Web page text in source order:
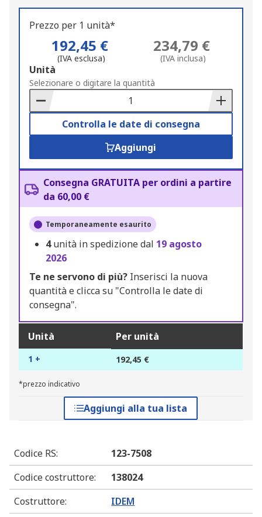
Prezzo per 1 unità*
192,45 €
(IVA esclusa)
234,79 €
(IVA inclusa)
Add
to
Basket
Unità
Selezionare o digitare la quantità
Controlla le date di consegna
Aggiungi
Consegna GRATUITA per ordini a partire
da 60,00 €
Temporaneamente esaurito
4unità in spedizione dal 19 agosto
2026
Te ne servono di più? Inserisci la nuova
quantità e clicca su "Controlla le date di
consegna".
Unità Per unità
1 + 192,45 €
*prezzo indicativo
Aggiungi alla tua lista
Codice RS:
123-7508
Codice costruttore:
138024
Costruttore: IDEM